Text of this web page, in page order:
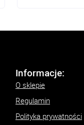
Informacje:
O sklepie
Regulamin
Polityka prywatności